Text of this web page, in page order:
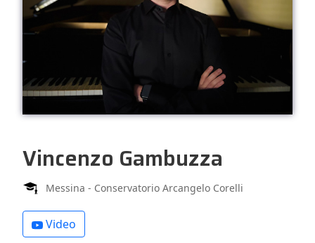
Vincenzo Gambuzza
Messina - Conservatorio Arcangelo Corelli
Video